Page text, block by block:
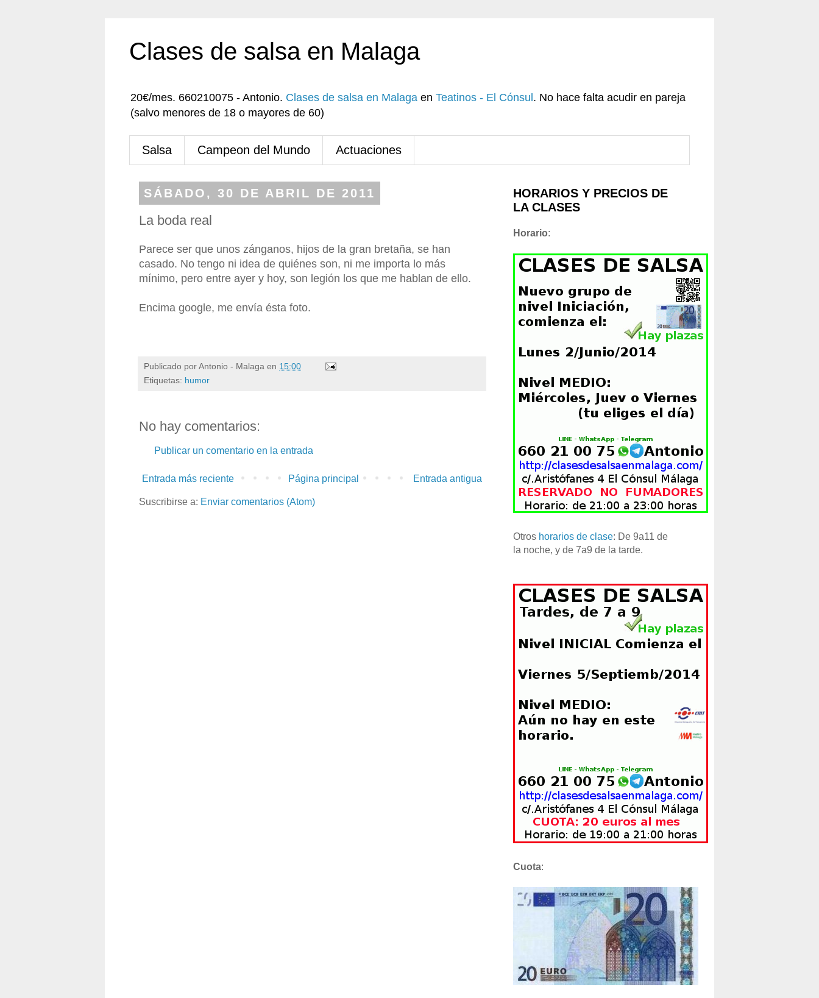
Clases de salsa en Malaga
20€/mes. 660210075 - Antonio. Clases de salsa en Malaga en Teatinos - El Cónsul . No hace falta acudir en pareja
(salvo menores de 18 o mayores de 60)
Salsa Campeon del Mundo Actuaciones
SÁBADO, 30 DE ABRIL DE 2011
La boda real
Parece ser que unos zánganos, hijos de la gran bretaña, se han
casado. No tengo ni idea de quiénes son, ni me importa lo más
mínimo, pero entre ayer y hoy, son legión los que me hablan de ello.
Encima google, me envía ésta foto.
Publicado porAntonio - Malaga en 15:00
Etiquetas: humor
No hay comentarios:
Publicar un comentario en la entrada
Entrada más reciente Entrada antigua
Página principal
Suscribirse a: Enviar comentarios (Atom)
HORARIOS Y PRECIOS DE
LA CLASES
Horario:
Otros horarios de clase: De 9a11 de
la noche, y de 7a9 de la tarde.
Cuota: